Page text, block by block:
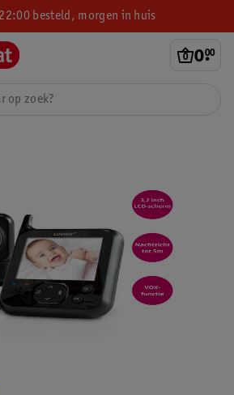
besteld, morgen in huis
0.
00